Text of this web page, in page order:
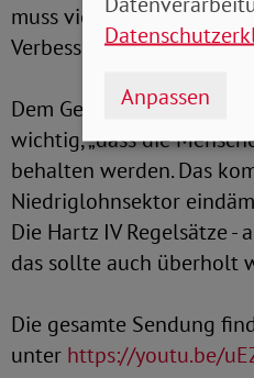
muss viel
Verbesserung im
Dem Geschäftsführer des
wichtig, „dass die
behalten werden. Das
Niedriglohnsektor
Die Hartz IV Regelsätze
das sollte auch überholt
Die gesamte Sendung
unter https://youtu.be/
Anpassen